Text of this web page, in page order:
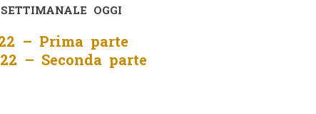
OGGI
– Prima parte
– Seconda parte